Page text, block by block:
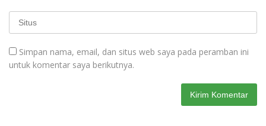
Simpan nama, email, dan situs web saya pada peramban ini
untuk komentar saya berikutnya.